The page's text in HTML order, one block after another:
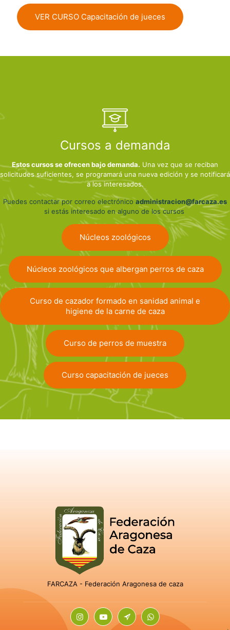
VER CURSO Capacitación de jueces
Cursos a demanda
Estos cursos se ofrecen bajo demanda. Una vez que se reciban
solicitudes suficientes, se programará una nueva edición y se notificará
a los interesados.
Puedes contactar por correo electrónicoadministracion@farcaza.es
si estás interesado en alguno de los cursos
Núcleos zoológicos
Núcleos zoológicos que albergan perros de caza
Curso de cazador formado en sanidad animal e
higiene de la carne de caza
Curso de perros de muestra
Curso capacitación de jueces
FARCAZA - Federación Aragonesa de caza